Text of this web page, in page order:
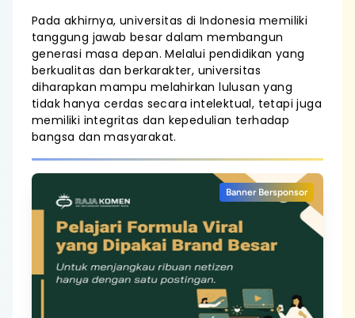
Pada akhirnya, universitas di Indonesia memiliki
tanggung jawab besar dalam membangun
generasi masa depan. Melalui pendidikan yang
berkualitas dan berkarakter, universitas
diharapkan mampu melahirkan lulusan yang
tidak hanya cerdas secara intelektual, tetapi juga
memiliki integritas dan kepedulian terhadap
bangsa dan masyarakat.
Banner Bersponsor